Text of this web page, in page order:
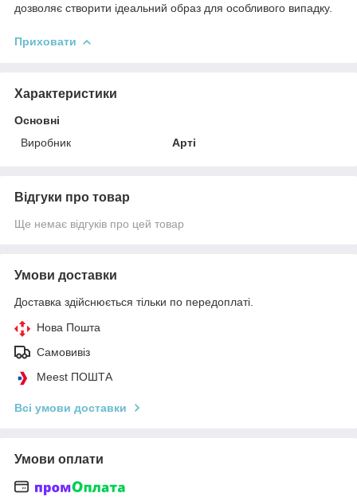
дозволяє створити ідеальний образ для особливого випадку.
Приховати
Характеристики
Основні
Виробник
Арті
Відгуки про товар
Ще немає відгуків про цей товар
Умови доставки
Доставка здійснюється тільки по передоплаті.
Нова Пошта
Самовивіз
Meest ПОШТА
Всі умови доставки
Умови оплати